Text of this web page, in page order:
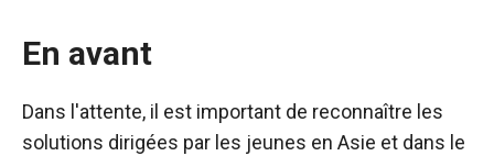
En avant
Dans l'attente, il est important de reconnaître les
solutions dirigées par les jeunes en Asie et dans le